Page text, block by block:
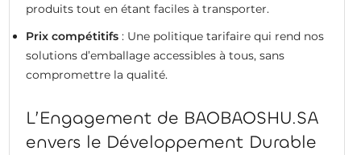
produits tout en étant faciles à transporter.
Prix compétitifs: Une politique tarifaire qui rend nos
solutions d’emballage accessibles à tous, sans
compromettre la qualité.
L’Engagement de BAOBAOSHU.SA
envers le Développement Durable